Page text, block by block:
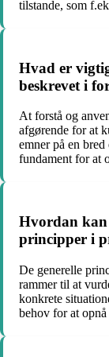
tilstande, som
Hvad er
beskrevet i
At forstå og
afgørende for at
emner på en
fundament for at
Hvordan kan
principper i
De generelle
rammer til at
konkrete
behov for at opnå